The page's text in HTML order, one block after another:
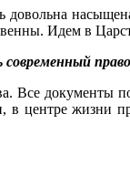
довольна
Идем в
Все документы
в центре жизни